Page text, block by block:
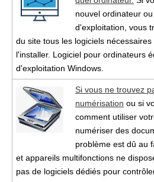
nouvel ordinateur
d'exploitation, vous
du site tous les logiciels
l'installer. Logiciel pour ordinateurs
d'exploitation Windows.
Si vous ne trouvez
numérisation ou si
comment utiliser
numériser des
problème est dû au
et appareils multifonctions ne
pas de logiciels dédiés pour